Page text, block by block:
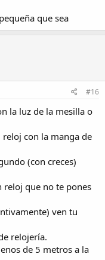
que sea
#16
la luz de la mesilla o
con la manga de
(con creces)
reloj que no te pones
ven tu
relojería.
de 5 metros a la